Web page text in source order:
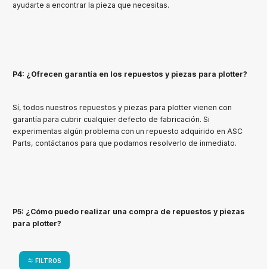
ayudarte a encontrar la pieza que necesitas.
P4: ¿Ofrecen garantía en los repuestos y piezas para plotter?
Sí, todos nuestros repuestos y piezas para plotter vienen con
garantía para cubrir cualquier defecto de fabricación. Si
experimentas algún problema con un repuesto adquirido en ASC
Parts, contáctanos para que podamos resolverlo de inmediato.
P5: ¿Cómo puedo realizar una compra de repuestos y piezas
para plotter?
FILTROS